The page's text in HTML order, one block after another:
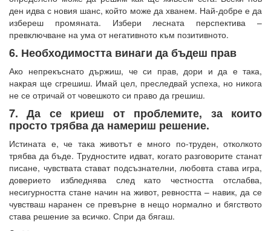
ден идва с новия шанс, който може да хванем. Най-добре е да
избереш промяната. Избери лесната перспектива –
превключване на ума от негативното към позитивното.
6. Необходимостта винаги да бъдеш прав
Ако непрекъснато държиш, че си прав, дори и да е така,
накрая ще сгрешиш. Имай цел, преследвай успеха, но никога
не се отричай от човешкото си право да грешиш.
7. Да се криеш от проблемите, за които
просто трябва да намериш решение.
Истината е, че така животът е много по-труден, отколкото
трябва да бъде. Трудностите идват, когато разговорите станат
писане, чувствата стават подсъзнателни, любовта става игра,
доверието избледнява след като честността отслабва,
несигурността стане начин на живот, ревността – навик, да се
чувстваш наранен се превърне в нещо нормално и бягството
става решение за всичко. Спри да бягаш.